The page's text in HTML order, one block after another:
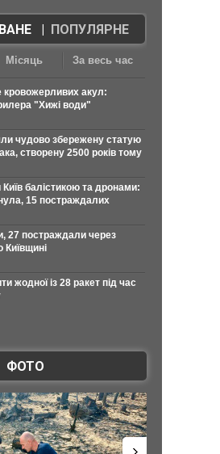
| ПОПУЛЯРНЕ
Місяць За весь час
кровожерливих акул:
"Хижі води"
чудово збережену статую
створену 2500 років тому
Київ балістикою та дронами:
15 постраждалих
27 постраждали через
Київщині
жодної із 28 ракет під час
ФОТО